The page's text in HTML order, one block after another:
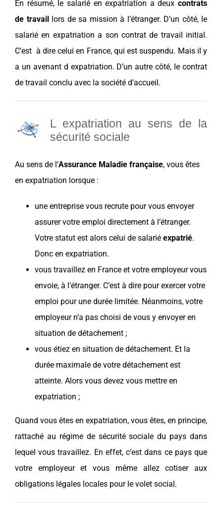
En résumé, le salarié en expatriation a deux contrats
de travail
lors de sa mission à l’étranger. D’un côté, le
salarié en expatriation a son contrat de travail initial.
C’est à dire celui en France, qui est suspendu. Mais il y
a un avenant d expatriation. D’un autre côté, le contrat
de travail conclu avec la société d’accueil.
L expatriation au sens de la
sécurité sociale
Au sens de l’Assurance Maladie française, vous êtes
en expatriation lorsque :
une entreprise vous recrute pour vous envoyer
assurer votre emploi directement à l’étranger.
Votre statut est alors celui de salarié expatrié.
Donc en expatriation.
vous travaillez en France et votre employeur vous
envoie, à l’étranger. C’est à dire pour exercer votre
emploi pour une durée limitée. Néanmoins, votre
employeur n’a pas choisi de vous y envoyer en
situation de détachement ;
vous étiez en situation de détachement. Et la
durée maximale de votre détachement est
atteinte. Alors vous devez vous mettre en
expatriation ;
Quand vous êtes en expatriation, vous êtes, en principe,
rattaché au régime de sécurité sociale du pays dans
lequel vous travaillez. En effet, c’est dans ce paysque
votre employeur et vous même allez cotiser aux
obligations légales locales pour le volet social.